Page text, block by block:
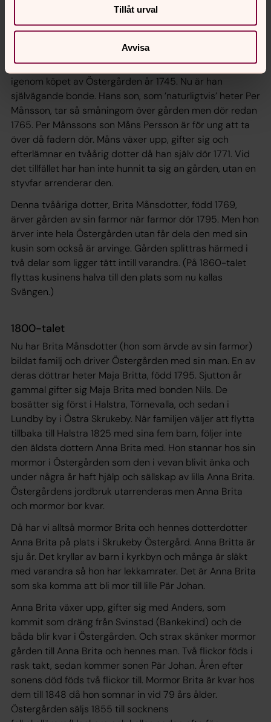
Tillåt urval
Avvisa
I mitten av 1700-talet blir det möjligt för arrenderande
bönder att köpa loss sina gårdar av kronan, men det är
får ihop slantarna vet vi inte, men han omnämns i de
gamla dokumenten som en klok och driftig man och får
igenom köpet av Östergården år 1745. Nu är han
självägande bonde. Hans son, som ’naturligtvis’ heter Per
Månsson, tar så småningom över gården men dör redan
1765. Per Månssons son Måns Persson är för ung att ta
över då fadern dör. Måns växer upp, gifter sig och
efterlämnar en tvåårig dotter då han själv dör 1771. Vid
det tillfället har han inte hunnit ta sig an gården, utan en
styvfar arrenderar den.
Denna tvååriga dotter, Brita Månsdotter, född 1769,
ärver gården av sin farmor när farmor dör 1795. Men hon
ärver inte hela Östergården utan får dela den med sin
kusin som också är arvinge. Gården splittras härmed i
två delar som ligger tätt intill varandra. (På 1860-talet
flyttas kusinens halva till den plats som nu kallas
Svängen.)
1800-talet
Nu har Brita Månsdotter (hon som ärvde av sin farmor)
bildat familj och driver Östergården med sin man. En av
deras döttrar heter Maja Britta, född 1795. Sjutton år
gammal gifter sig Maja Brita med bonden Nils. De
bosätter sig först i Halstra, Törnevalla, och sedan i
Lundby by i Östra Skrukeby. När familjen väljer att flytta
tillbaka till Halstra 1825 med sina fem barn, följer inte
den äldsta dottern Anna Brita med. Hon stannar hos sin
mormor i Östergården som den i vevan blivit änka och
under några år haft hjälp och sällskap av lilla Anna Brita.
Östergårdens jordbruk utarrenderas men Anna Brita
och mormor bor kvar.
Då har vi alltså mormor Brita och hennes dotterdotter
Anna Brita på plats i Skrukeby Östergård. Anna Britta är
sju år. Det kryllar av barn i kyrkbyn och många är släkt
med varandra så hon har lekkamrater. Det är Anna Brita
som ska komma att bli mor till lille Pär Johan.
Anna Brita växer upp, gifter sig med Anders, som
kommit som dräng från Svinstad (Bankekind) och de
båda blir kvar i Östergården. Och strax skänker mormor
gården till Anna Brita och hennes man. Två flickor föds i
rask takt, sedan kommer sonen Pär Johan. Åren efter
sonens död föds två flickor till. Mormor Brita är kvar hos
dem till 1848 då hon somnar in vid 79 års ålder.
Östergården säljs 1855 till socknens